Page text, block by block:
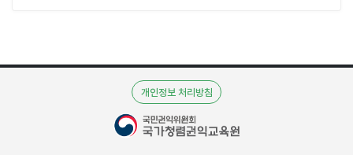
개인정보 처리방침